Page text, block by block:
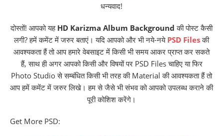
धन्यवाद!
दोस्तों! आपको यह HD Karizma Album Backgroundकी पोस्ट कैसी
लगी? हमें कमेंट में जरुर बताएं। यदि आपको और भी नये-नये PSD Files की
आवश्यकता हैं तो आप हमारे वेबसाइट में किसी भी समय आकर प्राप्त कर सकते
हैं, साथ ही अगर आपको किसी और विषयों पर PSD Files चाहिए या फिर
Photo Studio से सम्बंधित किसी भी तरह की Material की आवश्यकता हैं तो
आप हमें कमेंट में जरुर लिखे। हम से जैसे भी संभव को आपको उपलब्ध कराने की
पूरी कोशिश करेंगे।
Get More PSD: